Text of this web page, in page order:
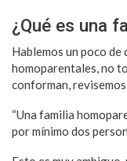
¿Qué es una
Hablemos un poco
homoparentales, no
conforman,
“Una familia
por mínimo dos